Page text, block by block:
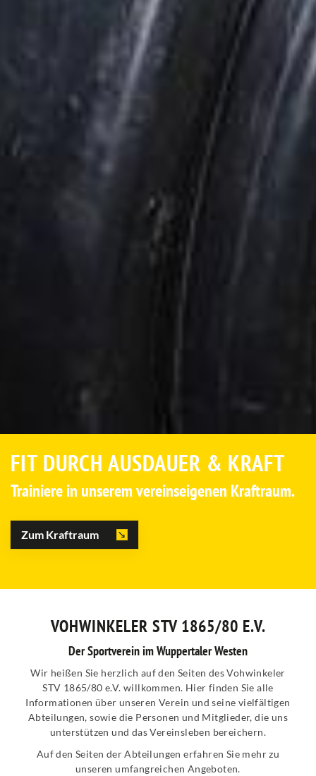
FIT DURCH AUSDAUER & KRAFT
Trainiere in unserem vereinseigenen Kraftraum.
Zum Kraftraum
VOHWINKELER STV 1865/80 E.V.
Der Sportverein im Wuppertaler Westen
Wir heißen Sie herzlich auf den Seiten des Vohwinkeler
STV 1865/80 e.V. willkommen. Hier finden Sie alle
Informationen über unseren Verein und seine vielfältigen
Abteilungen, sowie die Personen und Mitglieder, die uns
unterstützen und das Vereinsleben bereichern.
Auf den Seiten der Abteilungen erfahren Sie mehr zu
unseren umfangreichen Angeboten.